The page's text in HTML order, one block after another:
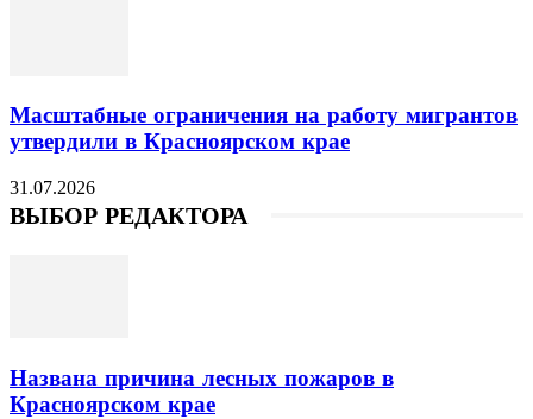
Масштабные ограничения на работу мигрантов
утвердили в Красноярском крае
31.07.2026
ВЫБОР РЕДАКТОРА
Названа причина лесных пожаров в
Красноярском крае